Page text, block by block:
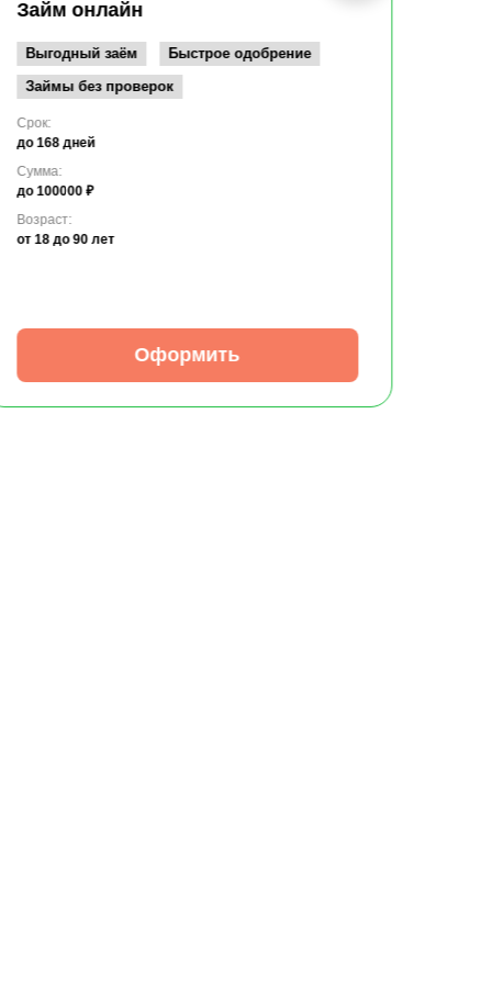
Займ онлайн
Выгодный заём
Быстрое одобрение
Займы без проверок
Срок:
до 168 дней
Сумма:
до 100000 ₽
Возраст:
от 18 до 90 лет
Оформить